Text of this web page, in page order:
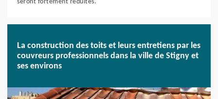
seront fortement réduites.
La construction des toits et leurs entretiens par les
couvreurs professionnels dans la ville de Stigny et
ses environs